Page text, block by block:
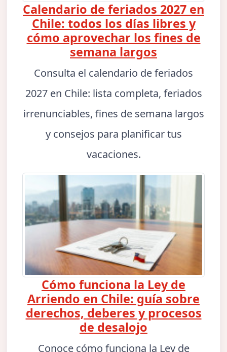
Calendario de feriados 2027 en
Chile: todos los días libres y
cómo aprovechar los fines de
semana largos
Consulta el calendario de feriados
2027 en Chile: lista completa, feriados
irrenunciables, fines de semana largos
y consejos para planificar tus
vacaciones.
Cómo funciona la Ley de
Arriendo en Chile: guía sobre
derechos, deberes y procesos
de desalojo
Conoce cómo funciona la Ley de